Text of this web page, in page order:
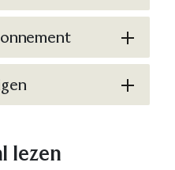
lezen